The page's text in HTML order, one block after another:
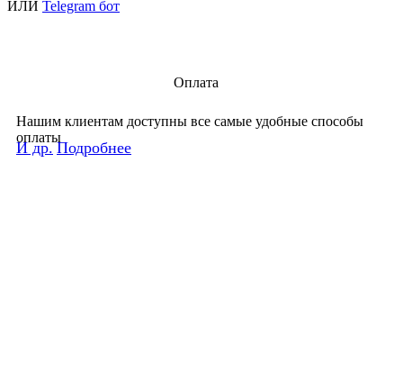
ИЛИ Telegram бот
Оплата
Нашим клиентам доступны все самые удобные способы
оплаты
И др. Подробнее